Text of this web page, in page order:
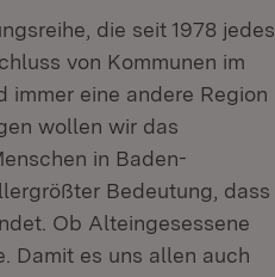
die seit 1978 jedes
von Kommunen im
eine andere Region
wollen wir das
in Baden-
Bedeutung, dass
Ob Alteingesessene
Damit es uns allen auch